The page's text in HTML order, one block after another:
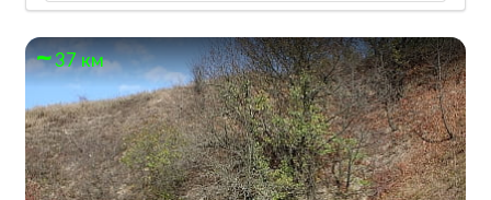
37 км